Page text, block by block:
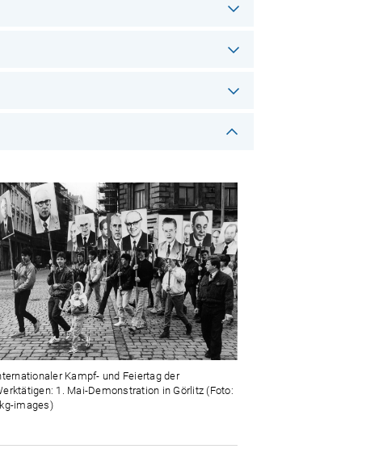
Kampf- und Feiertag der
1. Mai-Demonstration in Görlitz (Foto:
images)